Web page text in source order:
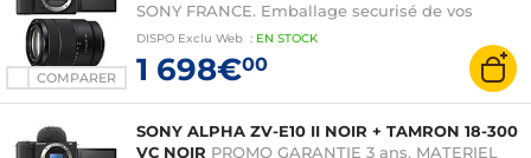
COMPARER
SONY FRANCE. Emballage securisé de vos
commandes. Livré avec Facture dont TVA.
DISPO Exclu Web : EN STOCK
1 698€00
SONY ALPHA ZV-E10 II NOIR + TAMRON 18-300
VC NOIR PROMO GARANTIE 3 ans. MATERIEL